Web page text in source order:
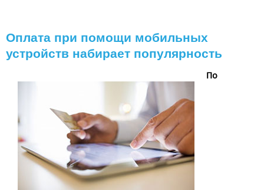
Оплата при помощи мобильных
устройств набирает популярность
По